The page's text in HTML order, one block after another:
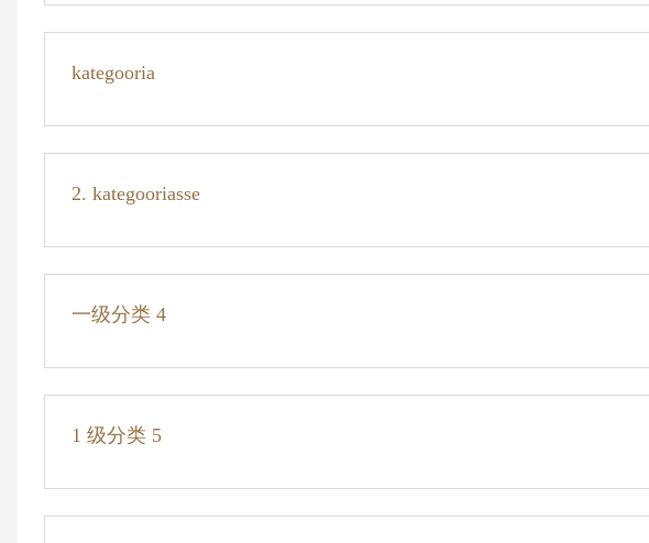
kategooria
2. kategooriasse
一级分类 4
1 级分类 5